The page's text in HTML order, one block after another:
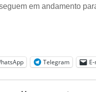
em andamento
Telegram